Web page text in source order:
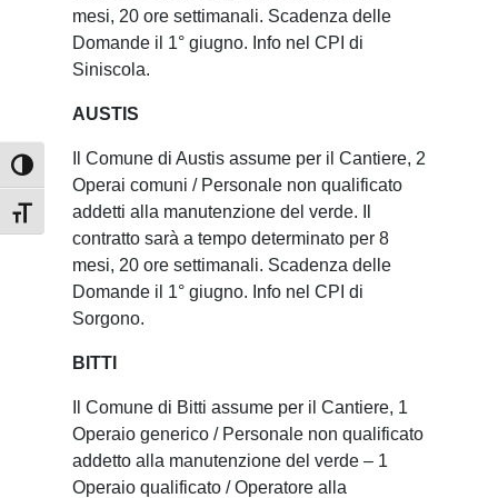
Attiva/disattiva alto contrasto
Attiva/disattiva dimensione testo
mesi, 20 ore settimanali. Scadenza delle
Domande il 1° giugno. Info nel CPI di
Siniscola.
AUSTIS
Il Comune di Austis assume per il Cantiere, 2
Operai comuni / Personale non qualificato
addetti alla manutenzione del verde. Il
contratto sarà a tempo determinato per 8
mesi, 20 ore settimanali. Scadenza delle
Domande il 1° giugno. Info nel CPI di
Sorgono.
BITTI
Il Comune di Bitti assume per il Cantiere, 1
Operaio generico / Personale non qualificato
addetto alla manutenzione del verde – 1
Operaio qualificato / Operatore alla